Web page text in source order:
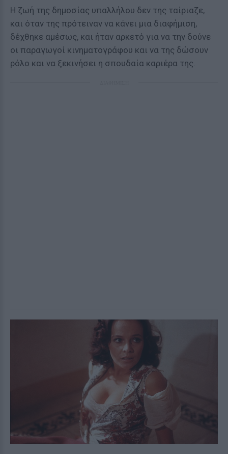
Η ζωή της δημοσίας υπαλλήλου δεν της ταίριαζε,
και όταν της πρότειναν να κάνει μια διαφήμιση,
δέχθηκε αμέσως, και ήταν αρκετό για να την δούνε
οι παραγωγοί κινηματογράφου και να της δώσουν
ρόλο και να ξεκινήσει η σπουδαία καριέρα της.